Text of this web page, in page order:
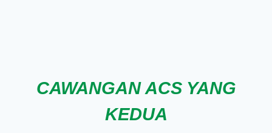
CAWANGAN ACS YANG
KEDUA